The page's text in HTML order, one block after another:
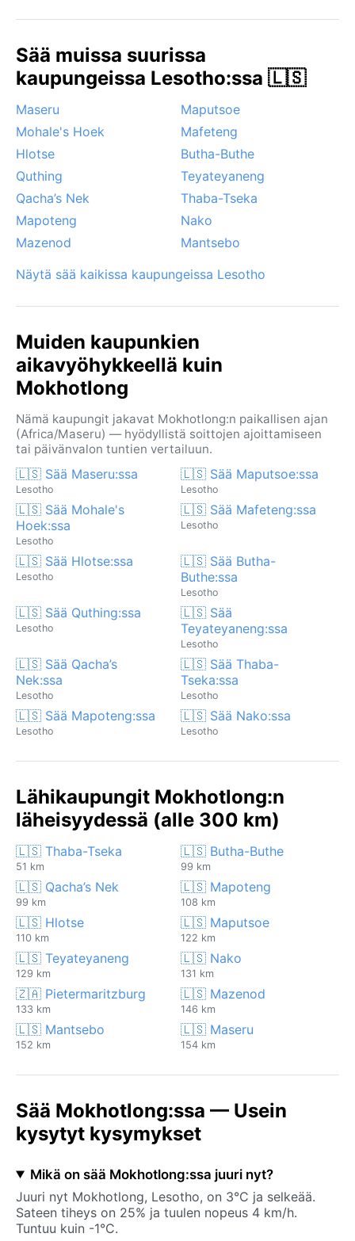
Sää muissa suurissa
kaupungeissa Lesotho:ssa 🇱🇸
Maseru
Maputsoe
Mohale's Hoek
Mafeteng
Hlotse
Butha-Buthe
Quthing
Teyateyaneng
Qacha’s Nek
Thaba-Tseka
Mapoteng
Nako
Mazenod
Mantsebo
Näytä sää kaikissa kaupungeissa Lesotho
Muiden kaupunkien
aikavyöhykkeellä kuin
Mokhotlong
Nämä kaupungit jakavat Mokhotlong:n paikallisen ajan
(Africa/Maseru) — hyödyllistä soittojen ajoittamiseen
tai päivänvalon tuntien vertailuun.
🇱🇸 Sää Maseru:ssa
Lesotho
🇱🇸 Sää Maputsoe:ssa
Lesotho
🇱🇸 Sää Mohale's
Hoek:ssa
Lesotho
🇱🇸 Sää Mafeteng:ssa
Lesotho
🇱🇸 Sää Hlotse:ssa
Lesotho
🇱🇸 Sää Butha-
Buthe:ssa
Lesotho
🇱🇸 Sää Quthing:ssa
Lesotho
🇱🇸 Sää
Teyateyaneng:ssa
Lesotho
🇱🇸 Sää Qacha’s
Nek:ssa
Lesotho
🇱🇸 Sää Thaba-
Tseka:ssa
Lesotho
🇱🇸 Sää Mapoteng:ssa
Lesotho
🇱🇸 Sää Nako:ssa
Lesotho
Lähikaupungit Mokhotlong:n
läheisyydessä (alle 300 km)
🇱🇸 Thaba-Tseka
51 km
🇱🇸 Butha-Buthe
99 km
🇱🇸 Qacha’s Nek
99 km
🇱🇸 Mapoteng
108 km
🇱🇸 Hlotse
110 km
🇱🇸 Maputsoe
122 km
🇱🇸 Teyateyaneng
129 km
🇱🇸 Nako
131 km
🇿🇦 Pietermaritzburg
133 km
🇱🇸 Mazenod
146 km
🇱🇸 Mantsebo
152 km
🇱🇸 Maseru
154 km
Sää Mokhotlong:ssa — Usein
kysytyt kysymykset
Mikä on sää Mokhotlong:ssa juuri nyt?
Juuri nyt Mokhotlong, Lesotho, on 3°C ja selkeää.
Sateen tiheys on 25% ja tuulen nopeus 4 km/h.
Tuntuu kuin -1°C.